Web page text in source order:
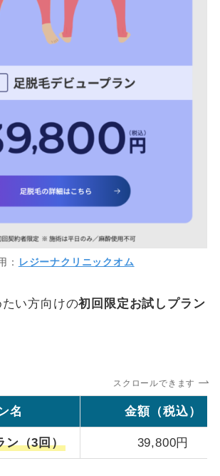
： レジーナクリニックオム
い方向けの初回限定お試しプラン
スクロールできます
名 金額（税込）
ン（3回） 39,800円